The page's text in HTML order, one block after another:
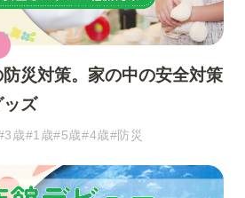
災対策。家の中の安全対策
ッズ
歳#1歳#5歳#4歳#防災